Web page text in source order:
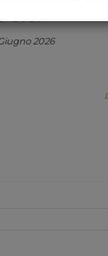
3.0.
2026